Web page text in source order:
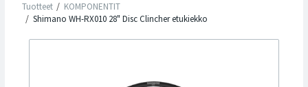
Tuotteet
KOMPONENTIT
Shimano WH-RX010 28" Disc Clincher etukiekko